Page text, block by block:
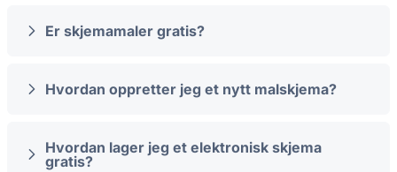
Er skjemamaler gratis?
Hvordan oppretter jeg et nytt malskjema?
Hvordan lager jeg et elektronisk skjema
gratis?